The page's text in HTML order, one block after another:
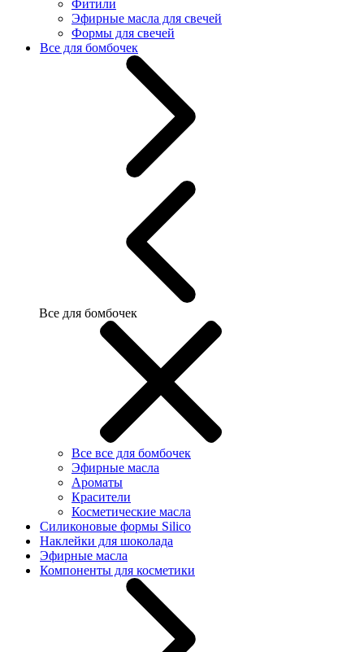
Фитили
Эфирные масла для свечей
Формы для свечей
Все для бомбочек
Все для бомбочек
Все все для бомбочек
Эфирные масла
Ароматы
Красители
Косметические масла
Силиконовые формы Silico
Наклейки для шоколада
Эфирные масла
Компоненты для косметики